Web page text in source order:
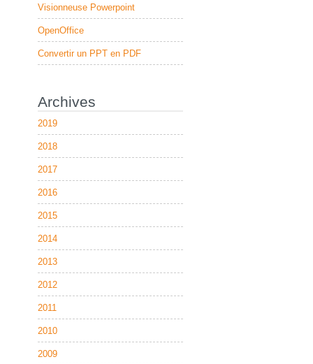
Visionneuse Powerpoint
OpenOffice
Convertir un PPT en PDF
Archives
2019
2018
2017
2016
2015
2014
2013
2012
2011
2010
2009